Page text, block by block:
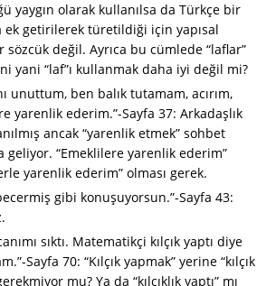
yaygın olarak kullanılsa da Türkçe bir
ek getirilerek türetildiği için yapısal
değil. Ayrıca bu cümlede “laflar”
yani “laf”ı kullanmak daha iyi değil mi?
unuttum, ben balık tutamam, acırım,
yarenlik ederim.”-Sayfa 37: Arkadaşlık
ancak “yarenlik etmek” sohbet
geliyor. “Emeklilere yarenlik ederim”
yarenlik ederim” olması gerek.
gibi konuşuyorsun.”-Sayfa 43:
sıktı. Matematikçi kılçık yaptı diye
Sayfa 70: “Kılçık yapmak” yerine “kılçık
mu? Ya da “kılçıklık yaptı” mı